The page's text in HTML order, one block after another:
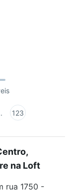
123
na Loft
rua 1750 -